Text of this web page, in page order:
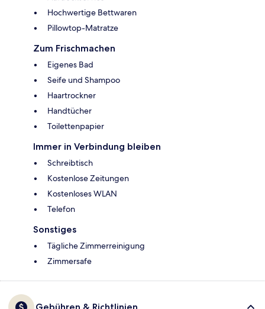
Hochwertige Bettwaren
Pillowtop-Matratze
Zum Frischmachen
Eigenes Bad
Seife und Shampoo
Haartrockner
Handtücher
Toilettenpapier
Immer in Verbindung bleiben
Schreibtisch
Kostenlose Zeitungen
Kostenloses WLAN
Telefon
Sonstiges
Tägliche Zimmerreinigung
Zimmersafe